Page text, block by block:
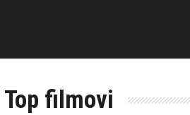
Top filmovi